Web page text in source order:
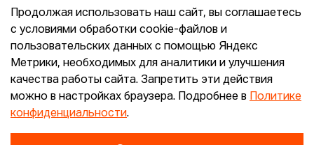
Конец эпохи маркетплейсов: прогнозы сооснователя
Mr.Doors Максима Валецкого
26.06.2026
Продолжая использовать наш сайт, вы соглашаетесь
с условиями обработки cookie-файлов и
пользовательских данных с помощью Яндекс
Метрики, необходимых для аналитики и улучшения
качества работы сайта. Запретить эти действия
можно в настройках браузера. Подробнее в
Политике
конфиденциальности.